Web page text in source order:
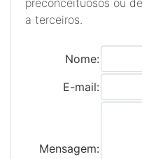
preconceituosos ou
a terceiros.
Nome:
E-mail:
Mensagem: